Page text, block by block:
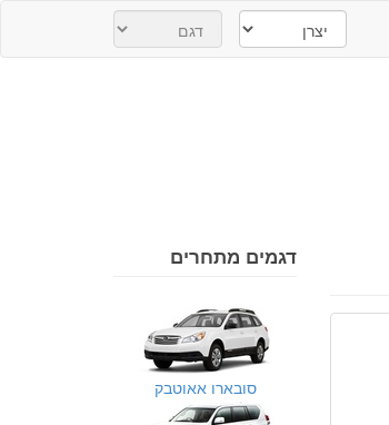
דגמים מתחרים
סובארו אאוטבק